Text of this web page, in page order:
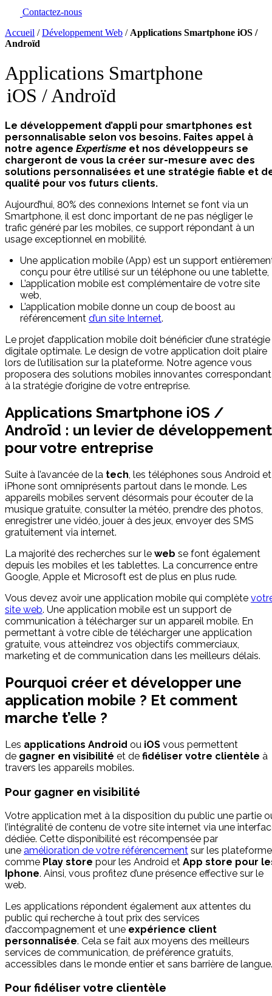
Contactez-nous
Accueil /Développement Web / Applications Smartphone iOS /
Androïd
Applications Smartphone
iOS / Androïd
Le développement d’appli pour smartphones est
personnalisable selon vos besoins. Faites appel à
notre agence Expertisme et nos développeurs se
chargeront de vous la créer sur-mesure avec des
solutions personnalisées et une stratégie fiable et
qualité pour vos futurs clients.
Aujourd’hui, 80% des connexions Internet se font via un
Smartphone, il est donc important de ne pas négliger le
trafic généré par les mobiles, ce support répondant à un
usage exceptionnel en mobilité.
Une application mobile (App) est un support
conçu pour être utilisé sur un téléphone ou une tablette,
L’application mobile est complémentaire de votre site
web,
L’application mobile donne un coup de boost au
référencement d’un site Internet.
Le projet d’application mobile doit bénéficier d’une stratégie
digitale optimale. Le design de votre application doit plaire
lors de l’utilisation sur la plateforme. Notre agence vous
proposera des solutions mobiles innovantes correspondant
à la stratégie d’origine de votre entreprise.
Applications Smartphone iOS /
Androïd : un levier de développement
pour votre entreprise
Suite à l’avancée de la tech, les téléphones sous Android et
iPhone sont omniprésents partout dans le monde. Les
appareils mobiles servent désormais pour écouter de la
musique gratuite, consulter la météo, prendre des photos,
enregistrer une vidéo, jouer à des jeux, envoyer des SMS
gratuitement via internet.
La majorité des recherches sur le web se font également
depuis les mobiles et les tablettes. La concurrence entre
Google, Apple et Microsoft est de plus en plus rude.
Vous devez avoir une application mobile qui complète
site web. Une application mobile est un support de
communication à télécharger sur un appareil mobile. En
permettant à votre cible de télécharger une application
gratuite, vous atteindrez vos objectifs commerciaux,
marketing et de communication dans les meilleurs délais.
Pourquoi créer et développer une
application mobile ? Et comment
marche t’elle ?
Les applications Android ou iOS vous permettent
de gagner en visibilité et de fidéliser votre clientèle à
travers les appareils mobiles.
Pour gagner en visibilité
Votre application met à la disposition du public une partie
l’intégralité de contenu de votre site internet via une
dédiée. Cette disponibilité est récompensée par
une amélioration de votre référencement sur les
comme Play store pour les Android et App store pour
Iphone. Ainsi, vous profitez d’une présence effective sur le
web.
Les applications répondent également aux attentes du
public qui recherche à tout prix des services
d’accompagnement et une expérience client
personnalisée. Cela se fait aux moyens des meilleurs
services de communication, de préférence gratuits,
accessibles dans le monde entier et sans barrière de langue.
Pour fidéliser votre clientèle